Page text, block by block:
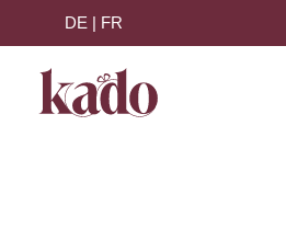
DE | FR